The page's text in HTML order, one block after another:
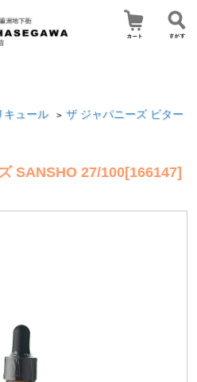
キュール > ザ ジャパニーズ ビター
SANSHO 27/100[166147]